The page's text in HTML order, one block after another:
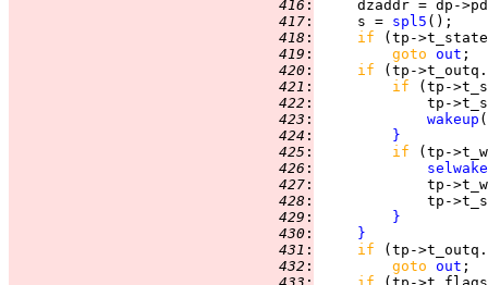
416 :
417 :
     s =
spl5
418 : if
(tp-
419 : goto out
420 : if
(tp-
421 : if
(tp-
422 :
tp-
423 : wakeup
424 :
}
425 : if
(tp-
426 :
427 :
tp-
428 :
tp-
429 :
}
430 :
}
431 : if
(tp-
432 : goto out